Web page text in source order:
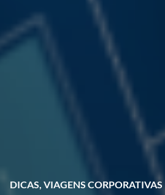
DICAS, VIAGENS CORPORATIVAS